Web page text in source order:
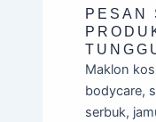
PESAN
Maklon
bodycare,
serbuk,